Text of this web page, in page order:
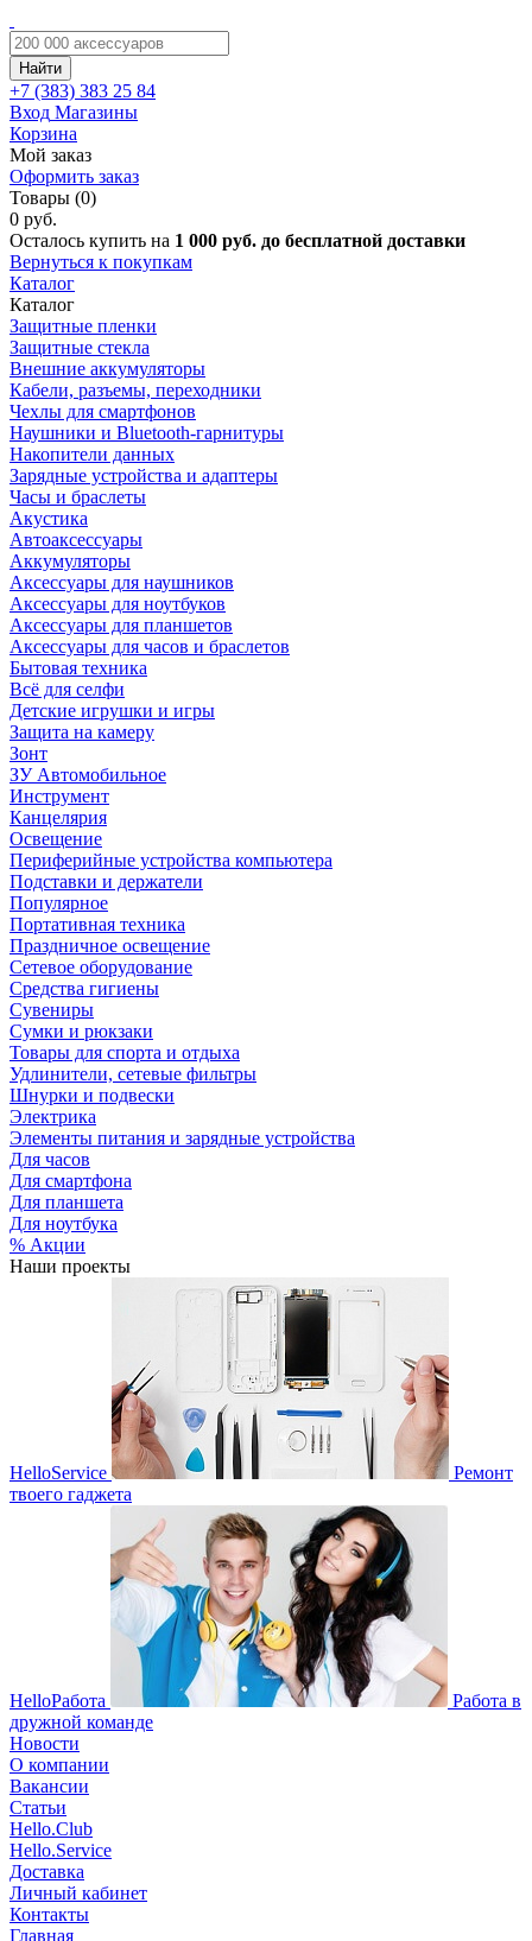
Найти
+7 (383) 383 25 84
Вход Магазины
Корзина
Мой заказ
Оформить заказ
Товары (0)
0 руб.
Осталось купить на 1 000 руб. до бесплатной доставки
Вернуться к покупкам
Каталог
Каталог
Защитные пленки
Защитные стекла
Внешние аккумуляторы
Кабели, разъемы, переходники
Чехлы для смартфонов
Наушники и Bluetooth-гарнитуры
Накопители данных
Зарядные устройства и адаптеры
Часы и браслеты
Акустика
Автоаксессуары
Аккумуляторы
Аксессуары для наушников
Аксессуары для ноутбуков
Аксессуары для планшетов
Аксессуары для часов и браслетов
Бытовая техника
Всё для селфи
Детские игрушки и игры
Защита на камеру
Зонт
ЗУ Автомобильное
Инструмент
Канцелярия
Освещение
Периферийные устройства компьютера
Подставки и держатели
Популярное
Портативная техника
Праздничное освещение
Сетевое оборудование
Средства гигиены
Сувениры
Сумки и рюкзаки
Товары для спорта и отдыха
Удлинители, сетевые фильтры
Шнурки и подвески
Электрика
Элементы питания и зарядные устройства
Для часов
Для смартфона
Для планшета
Для ноутбука
% Акции
Наши проекты
HelloService
Ремонт
твоего гаджета
HelloРабота
Работа в
дружной команде
Новости
О компании
Вакансии
Статьи
Hello.Club
Hello.Service
Доставка
Личный кабинет
Контакты
Главная